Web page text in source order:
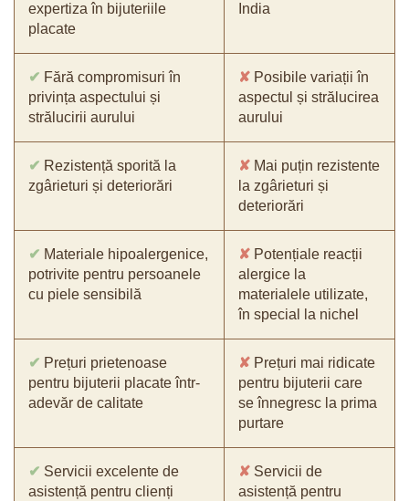
expertiza în bijuteriile
placate
India
✔ Fără compromisuri în
privința aspectului și
strălucirii aurului
✘ Posibile variații în
aspectul și strălucirea
aurului
✔ Rezistență sporită la
zgârieturi și deteriorări
✘ Mai puțin rezistente
la zgârieturi și
deteriorări
✔ Materiale hipoalergenice,
potrivite pentru persoanele
cu piele sensibilă
✘ Potențiale reacții
alergice la
materialele utilizate,
în special la nichel
✔ Prețuri prietenoase
pentru bijuterii placate într-
adevăr de calitate
✘ Prețuri mai ridicate
pentru bijuterii care
se înnegresc la prima
purtare
✔ Servicii excelente de
asistență pentru clienți
✘ Servicii de
asistență pentru